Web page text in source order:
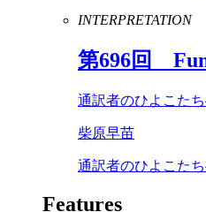
INTERPRETATION
第696回
通訳者のひよこた
柴原早苗
通訳者のひよこた
Features